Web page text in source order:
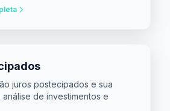
juros postecipados e sua
de investimentos e